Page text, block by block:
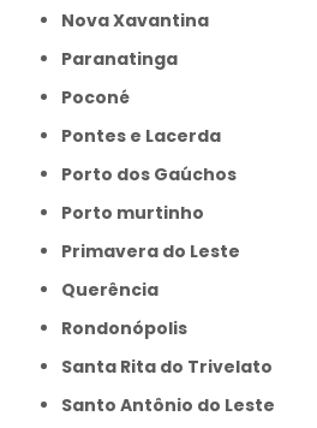
Nova Xavantina
Paranatinga
Poconé
Pontes e Lacerda
Porto dos Gaúchos
Porto murtinho
Primavera do Leste
Querência
Rondonópolis
Santa Rita do Trivelato
Santo Antônio do Leste